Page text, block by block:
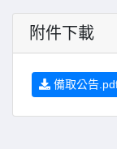
附件下載
備取公告